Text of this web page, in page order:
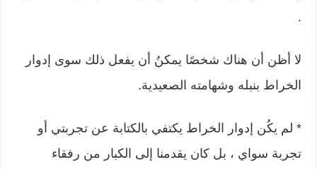
.
لا أظن أن هناك شخصًا يمكنُ أن يفعل ذلك سوى إدوار
الخراط بنبله وشهامته الصعيدية.
* لم يكُن إدوار الخراط يكتفي بالكتابة عن تجربتي أو
تجربة سواي ، بل كان يقدمنا إلى الكبار من رفقاء